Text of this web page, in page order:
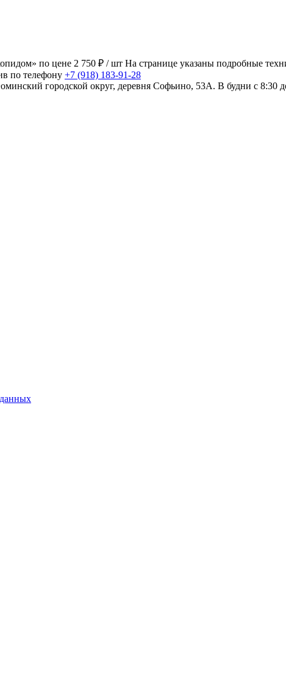
по цене 2 750 ₽ / шт На странице указаны подробные
по телефону +7 (918) 183-91-28
городской округ, деревня Софьино, 53А. В будни с 8:30